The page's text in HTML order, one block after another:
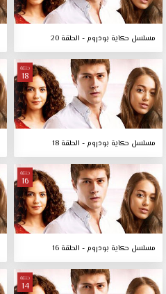
مسلسل حكاية بودروم - الحلقة 20
حلقة
18
مسلسل حكاية بودروم - الحلقة 18
حلقة
16
مسلسل حكاية بودروم - الحلقة 16
حلقة
14